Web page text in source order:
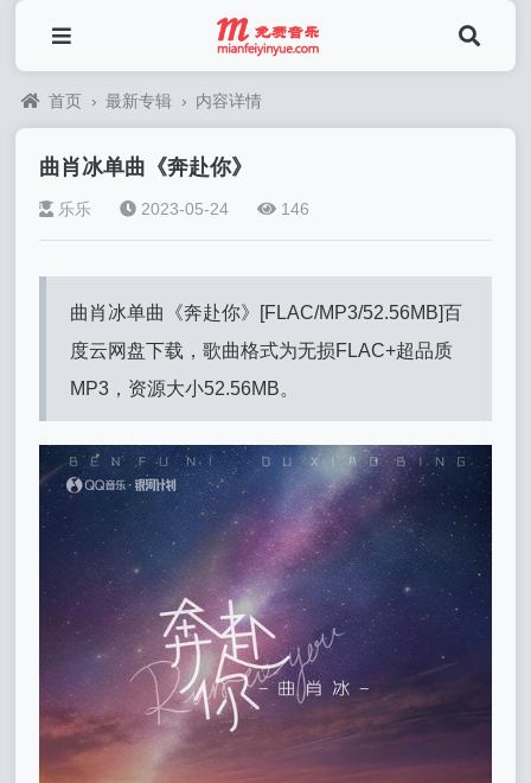
首页 › 最新专辑 › 内容详情
曲肖冰单曲《奔赴你》
乐乐 2023-05-24 146
曲肖冰单曲《奔赴你》[FLAC/MP3/52.56MB]百
度云网盘下载，歌曲格式为无损FLAC+超品质
MP3，资源大小52.56MB。